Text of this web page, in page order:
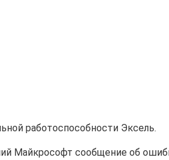
работоспособности Эксель.
Майкрософт сообщение об